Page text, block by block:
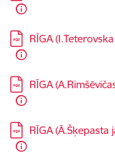
Lejupielādēt:
RĪGA
Lejupielādēt:
RĪGA
Lejupielādēt:
RĪGA